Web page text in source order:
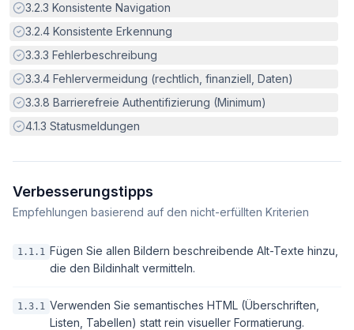
Erfüllt:
3.2.3 Konsistente Navigation
Erfüllt:
3.2.4 Konsistente Erkennung
Erfüllt:
3.3.3 Fehlerbeschreibung
Erfüllt:
3.3.4 Fehlervermeidung (rechtlich, finanziell, Daten)
Erfüllt:
3.3.8 Barrierefreie Authentifizierung (Minimum)
Erfüllt:
4.1.3 Statusmeldungen
Verbesserungstipps
Empfehlungen basierend auf den nicht-erfüllten Kriterien
1.1.1 Fügen Sie allen Bildern beschreibende Alt-Texte hinzu,
die den Bildinhalt vermitteln.
1.3.1 Verwenden Sie semantisches HTML (Überschriften,
Listen, Tabellen) statt rein visueller Formatierung.